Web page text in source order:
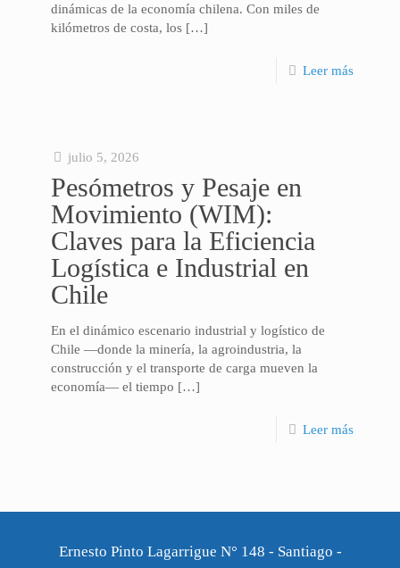
dinámicas de la economía chilena. Con miles de
kilómetros de costa, los[…]
Leer más
julio 5, 2026
Pesómetros y Pesaje en
Movimiento (WIM):
Claves para la Eficiencia
Logística e Industrial en
Chile
En el dinámico escenario industrial y logístico de
Chile —donde la minería, la agroindustria, la
construcción y el transporte de carga mueven la
economía— el tiempo […]
Leer más
Ernesto Pinto Lagarrigue N° 148 - Santiago -